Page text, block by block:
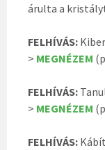
árulta a
FELHÍVÁS:
> MEGNÉZEM
FELHÍVÁS:
> MEGNÉZEM
FELHÍVÁS: